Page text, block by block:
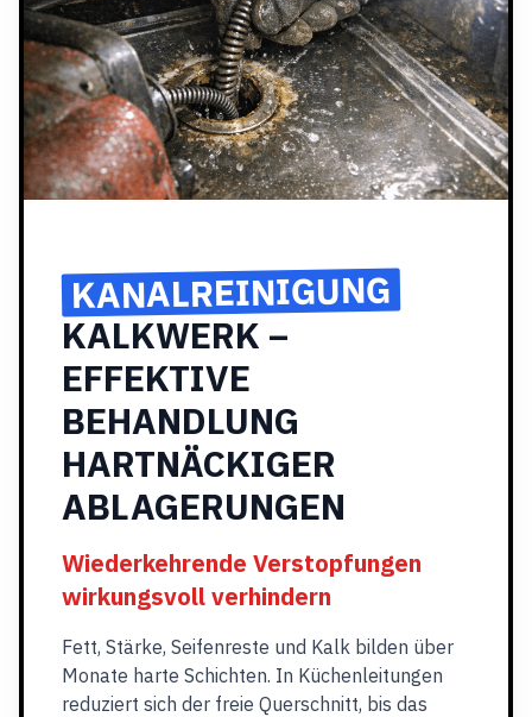
KANALREINIGUNG
KALKWERK –
EFFEKTIVE
BEHANDLUNG
HARTNÄCKIGER
ABLAGERUNGEN
Wiederkehrende Verstopfungen
wirkungsvoll verhindern
Fett, Stärke, Seifenreste und Kalk bilden über
Monate harte Schichten. In Küchenleitungen
reduziert sich der freie Querschnitt, bis das